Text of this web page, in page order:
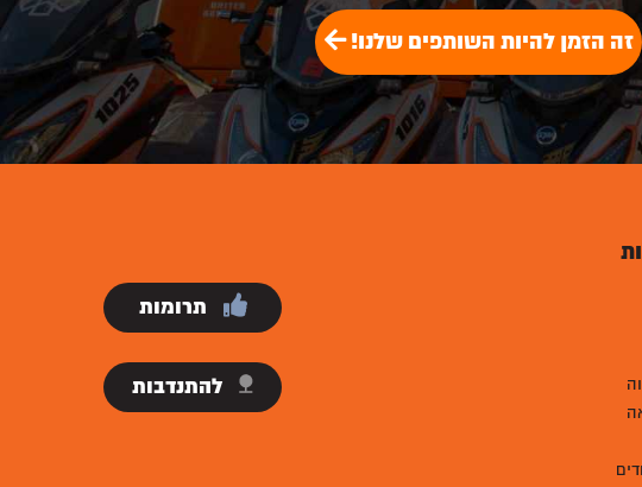
זה הזמן להיות השותפים שלנו!
תרומות
להתנדבות